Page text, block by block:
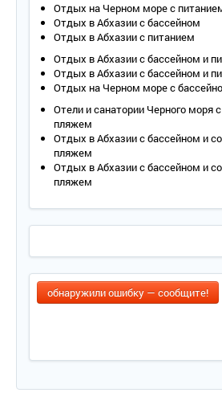
Отдых на Черном море с
Отдых в Абхазии с бассейном
Отдых в Абхазии с питанием
Отдых в Абхазии с бассейном и
Отдых в Абхазии с бассейном и
Отдых на Черном море с
Отели и санатории Черного моря
пляжем
Отдых в Абхазии с бассейном и
пляжем
Отдых в Абхазии с бассейном и
пляжем
обнаружили ошибку — сообщите!